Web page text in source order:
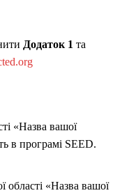
Додаток 1 та
«Назва вашої
в програмі SEED.
області «Назва вашої